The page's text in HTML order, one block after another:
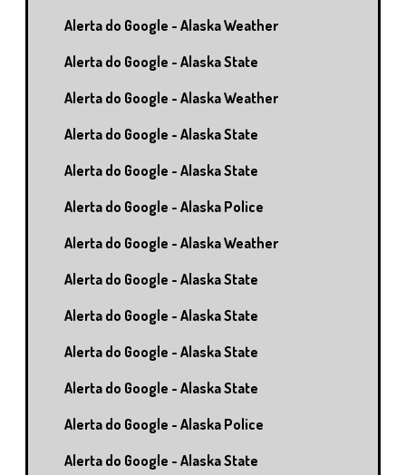
Alerta do Google - Alaska Weather
Alerta do Google - Alaska State
Alerta do Google - Alaska Weather
Alerta do Google - Alaska State
Alerta do Google - Alaska State
Alerta do Google - Alaska Police
Alerta do Google - Alaska Weather
Alerta do Google - Alaska State
Alerta do Google - Alaska State
Alerta do Google - Alaska State
Alerta do Google - Alaska State
Alerta do Google - Alaska Police
Alerta do Google - Alaska State